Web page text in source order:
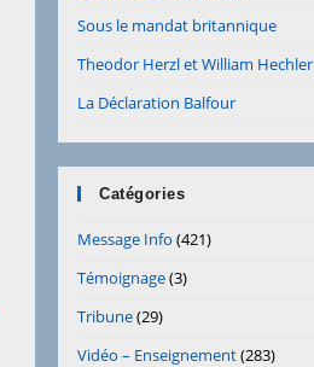
Sous le mandat britannique
Theodor Herzl et William Hechler
La Déclaration Balfour
Catégories
Message Info (421)
Témoignage(3)
Tribune(29)
Vidéo – Enseignement(283)